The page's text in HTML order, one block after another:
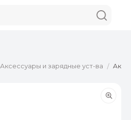
Аксессуары и зарядные уст-ва /